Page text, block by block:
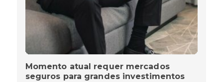
Momento atual requer mercados
seguros para grandes investimentos